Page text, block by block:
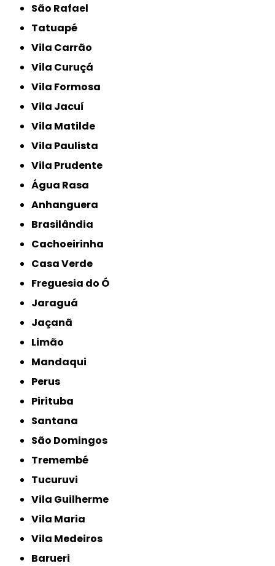
São Rafael
Tatuapé
Vila Carrão
Vila Curuçá
Vila Formosa
Vila Jacuí
Vila Matilde
Vila Paulista
Vila Prudente
Água Rasa
Anhanguera
Brasilândia
Cachoeirinha
Casa Verde
Freguesia do Ó
Jaraguá
Jaçanã
Limão
Mandaqui
Perus
Pirituba
Santana
São Domingos
Tremembé
Tucuruvi
Vila Guilherme
Vila Maria
Vila Medeiros
Barueri